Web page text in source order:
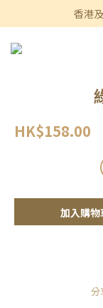
香港
香港
3個
HK$158.00
加入購物
分